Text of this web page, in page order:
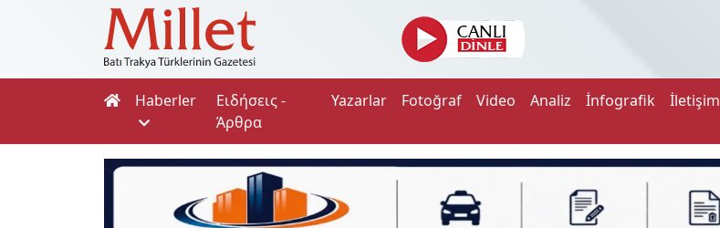
Haberler
Ειδήσεις -
Άρθρα
Yazarlar Fotoğraf Video Analiz İnfografik İletişim